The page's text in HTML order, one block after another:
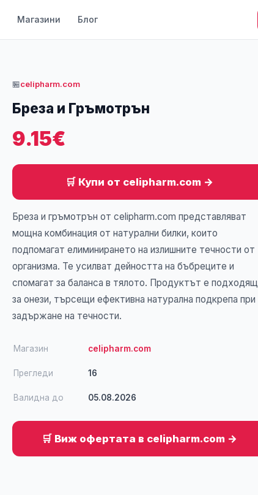
Магазини Блог
🏪celipharm.com
Бреза и Гръмотрън
9.15€
🛒 Купи от celipharm.com →
Бреза и гръмотрън от celipharm.com представляват
мощна комбинация от натурални билки, които
подпомагат елиминирането на излишните течности от
организма. Те усилват дейността на бъбреците и
спомагат за баланса в тялото. Продуктът е подходящ
за онези, търсещи ефективна натурална подкрепа при
задържане на течности.
Магазин celipharm.com
Прегледи 16
Валидна до 05.08.2026
🛒 Виж офертата в celipharm.com →